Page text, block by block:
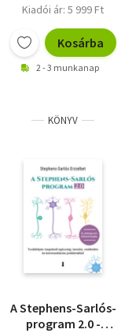
Kiadói ár: 5 999 Ft
Kosárba
2 - 3 munkanap
KÖNYV
A Stephens-Sarlós-
program 2.0 -